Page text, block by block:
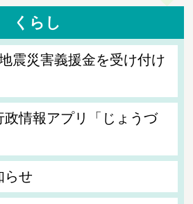
くらし
震災害義援金を受け付け
政情報アプリ「じょうづ
らせ